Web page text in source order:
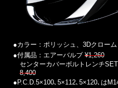
●カラー：ポリッシュ、3Dクローム
●付属品：エアーバルブ¥1,260
センターカバーボルトレンチ
8,400
●P.C.D.5×100､5×112､5×120､は